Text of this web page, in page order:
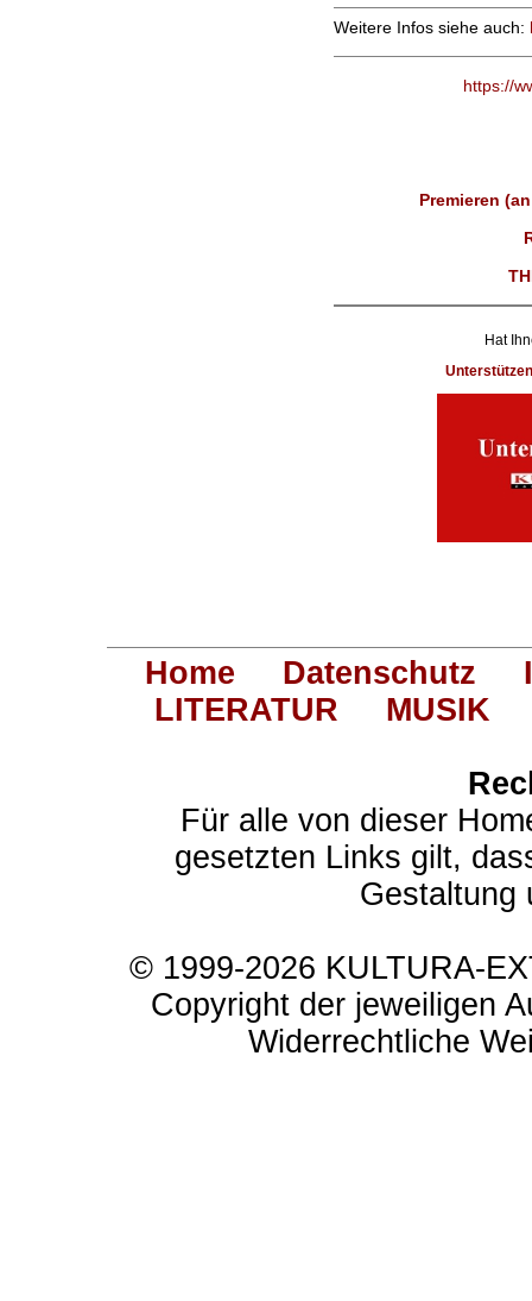
Weitere Infos siehe auch:
https://
Premieren
Hat
Home Datenschutz
LITERATUR
MUSIK
Für alle von dieser
gesetzten Links gilt,
Gestaltung
© 1999-2026 KULTURA-
Copyright der jeweiligen
Widerrechtliche